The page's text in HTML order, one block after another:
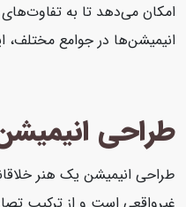
امکان می‌دهد تا به
انیمیشن‌ها در جوامع مختلف،
طراحی
طراحی انیمیشن یک هنر